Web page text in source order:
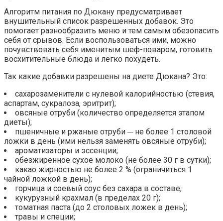
Алгоритм питания по Дюкану предусматривает
внушительный список разрешенных добавок. Это
помогает разнообразить меню и тем самым обезопасить
себя от срывов. Если воспользоваться ими, можно
почувствовать себя именитым шеф-поваром, готовить
восхитительные блюда и легко похудеть.
Так какие добавки разрешены на диете Дюкана? Это:
сахарозаменители с нулевой калорийностью (стевия,
аспартам, сукралоза, эритрит);
овсяные отруби (количество определяется этапом
диеты);
пшеничные и ржаные отруби ─ не более 1 столовой
ложки в день (ими нельзя заменять овсяные отруби);
ароматизаторы и эссенции;
обезжиренное сухое молоко (не более 30 г в сутки);
какао жирностью не более 2 % (ограничиться 1
чайной ложкой в день);
горчица и соевый соус без сахара в составе;
кукурузный крахмал (в пределах 20 г);
томатная паста (до 2 столовых ложек в день);
травы и специи;